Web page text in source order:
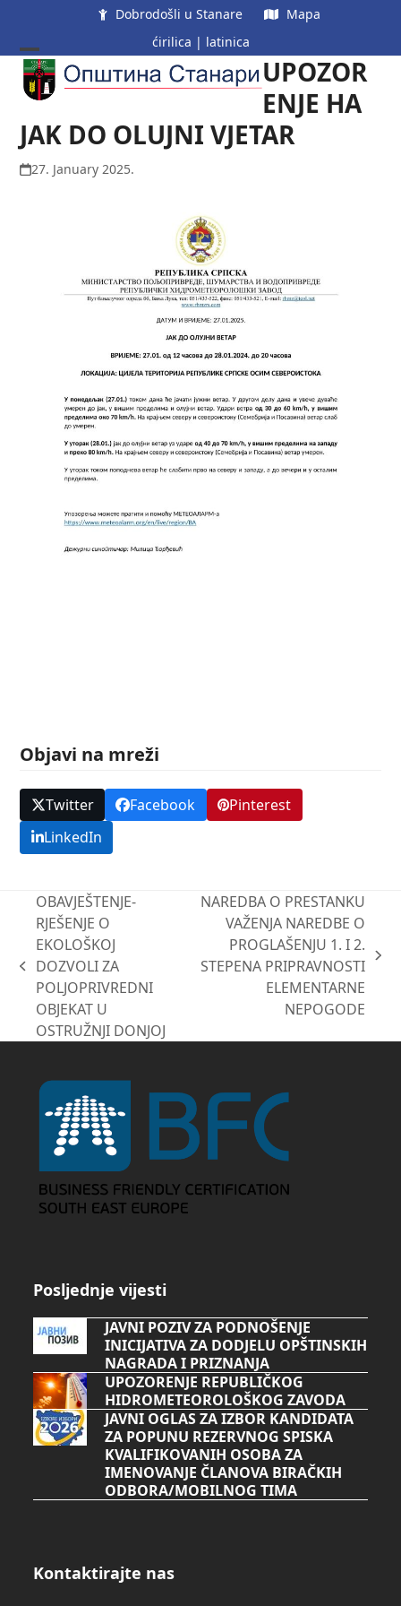
content
Dobrodošli u Stanare
Mapa
ćirilica | latinica
Open
mobile
menu
Close
mobile
menu
UPOZOR
ENJE HA
JAK DO OLUJNI VJETAR
27. January 2025.
Objavi na mreži
Twitter Facebook
Pinterest
LinkedIn
previous
post:
OBAVJEŠTENJE-
RJEŠENJE O
EKOLOŠKOJ
DOZVOLI ZA
POLJOPRIVREDNI
OBJEKAT U
OSTRUŽNJI DONJOJ
next
NAREDBA O PRESTANKU
VAŽENJA NAREDBE O
PROGLAŠENJU 1. I 2.
STEPENA PRIPRAVNOSTI
ELEMENTARNE
NEPOGODE
Posljednje vijesti
JAVNI POZIV ZA PODNOŠENJE
INICIJATIVA ZA DODJELU OPŠTINSKIH
NAGRADA I PRIZNANJA
UPOZORENJE REPUBLIČKOG
HIDROMETEOROLOŠKOG ZAVODA
JAVNI OGLAS ZA IZBOR KANDIDATA
ZA POPUNU REZERVNOG SPISKA
KVALIFIKOVANIH OSOBA ZA
IMENOVANJE ČLANOVA BIRAČKIH
ODBORA/MOBILNOG TIMA
Kontaktirajte nas